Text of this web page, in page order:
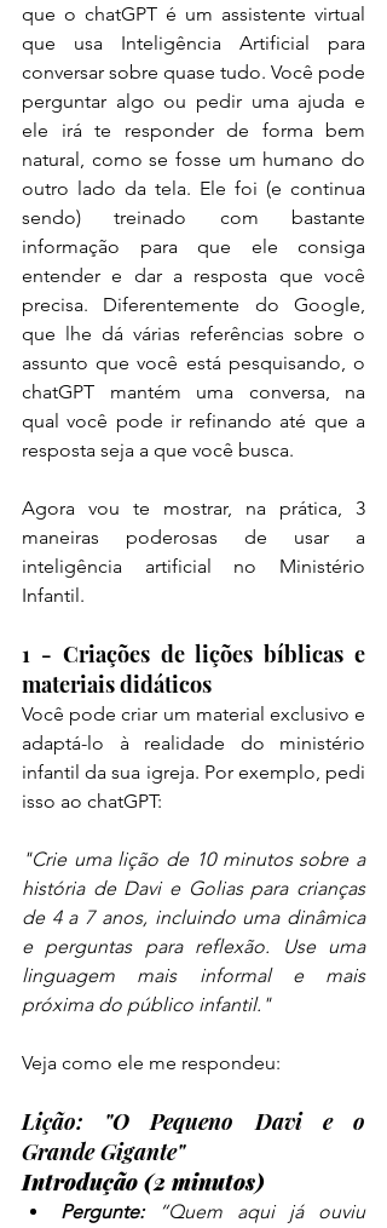
que o chatGPT é um assistente virtual
que usa Inteligência Artificial para
conversar sobre quase tudo. Você pode
perguntar algo ou pedir uma ajuda e
ele irá te responder de forma bem
natural, como se fosse um humano do
outro lado da tela. Ele foi (e continua
sendo) treinado com bastante
informação para que ele consiga
entender e dar a resposta que você
precisa. Diferentemente do Google,
que lhe dá várias referências sobre o
assunto que você está pesquisando, o
chatGPT mantém uma conversa, na
qual você pode ir refinando até que a
resposta seja a que você busca.
Agora vou te mostrar, na prática, 3
maneiras poderosas de usar a
inteligência artificial no Ministério
Infantil.
1 - Criações de lições bíblicas e
materiais didáticos
Você pode criar um material exclusivo e
adaptá-lo à realidade do ministério
infantil da sua igreja. Por exemplo, pedi
isso ao chatGPT:
"Crie uma lição de 10 minutos sobre a
história de Davi e Golias para crianças
de 4 a 7 anos, incluindo uma dinâmica
e perguntas para reflexão. Use uma
linguagem mais informal e mais
próxima do público infantil."
Veja como ele me respondeu:
Lição: "O Pequeno Davi e o
Grande Gigante"
Introdução (2 minutos)
Pergunte: “Quem aqui já ouviu